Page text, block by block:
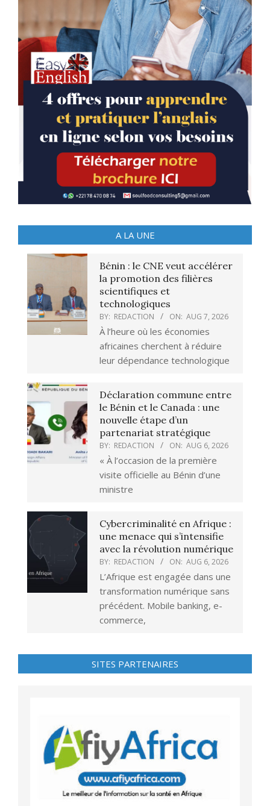
A LA UNE
Bénin : le CNE veut accélérer
la promotion des filières
scientifiques et
technologiques
BY: REDACTION ON: AUG 7, 2026
À l’heure où les économies
africaines cherchent à réduire
leur dépendance technologique
Déclaration commune entre
le Bénin et le Canada : une
nouvelle étape d’un
partenariat stratégique
BY: REDACTION ON: AUG 6, 2026
« À l’occasion de la première
visite officielle au Bénin d’une
ministre
Cybercriminalité en Afrique :
une menace qui s’intensifie
avec la révolution numérique
BY: REDACTION ON: AUG 6, 2026
L’Afrique est engagée dans une
transformation numérique sans
précédent. Mobile banking, e-
commerce,
SITES PARTENAIRES